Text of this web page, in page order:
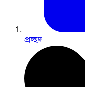
প্রচ্ছদ